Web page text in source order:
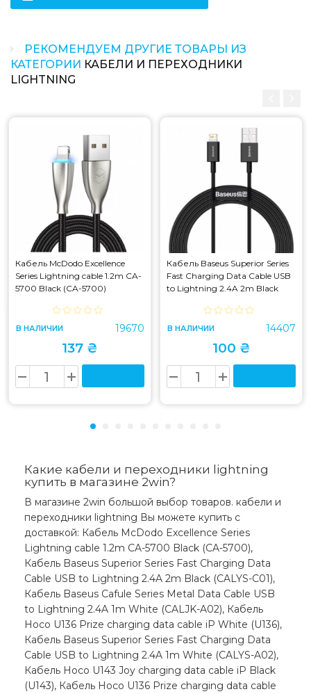
РЕКОМЕНДУЕМ ДРУГИЕ ТОВАРЫ ИЗ
КАТЕГОРИИ КАБЕЛИ И ПЕРЕХОДНИКИ
LIGHTNING
Кабель McDodo Excellence
Series Lightning cable 1.2m CA-
5700 Black (CA-5700)
В НАЛИЧИИ 19670
137 ₴
Кабель Baseus Superior Series
Fast Charging Data Cable USB
to Lightning 2.4A 2m Black
В НАЛИЧИИ 14407
100 ₴
Какие кабели и переходники lightning
купить в магазине 2win?
В магазине 2win большой выбор товаров. кабели и
переходники lightning Вы можете купить с
доставкой: Кабель McDodo Excellence Series
Lightning cable 1.2m CA-5700 Black (CA-5700),
Кабель Baseus Superior Series Fast Charging Data
Cable USB to Lightning 2.4A 2m Black (CALYS-C01),
Кабель Baseus Cafule Series Metal Data Cable USB
to Lightning 2.4A 1m White (CALJK-A02), Кабель
Hoco U136 Prize charging data cable iP White (U136),
Кабель Baseus Superior Series Fast Charging Data
Cable USB to Lightning 2.4A 1m White (CALYS-A02),
Кабель Hoco U143 Joy charging data cable iP Black
(U143), Кабель Hoco U136 Prize charging data cable